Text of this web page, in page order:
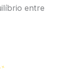
entre